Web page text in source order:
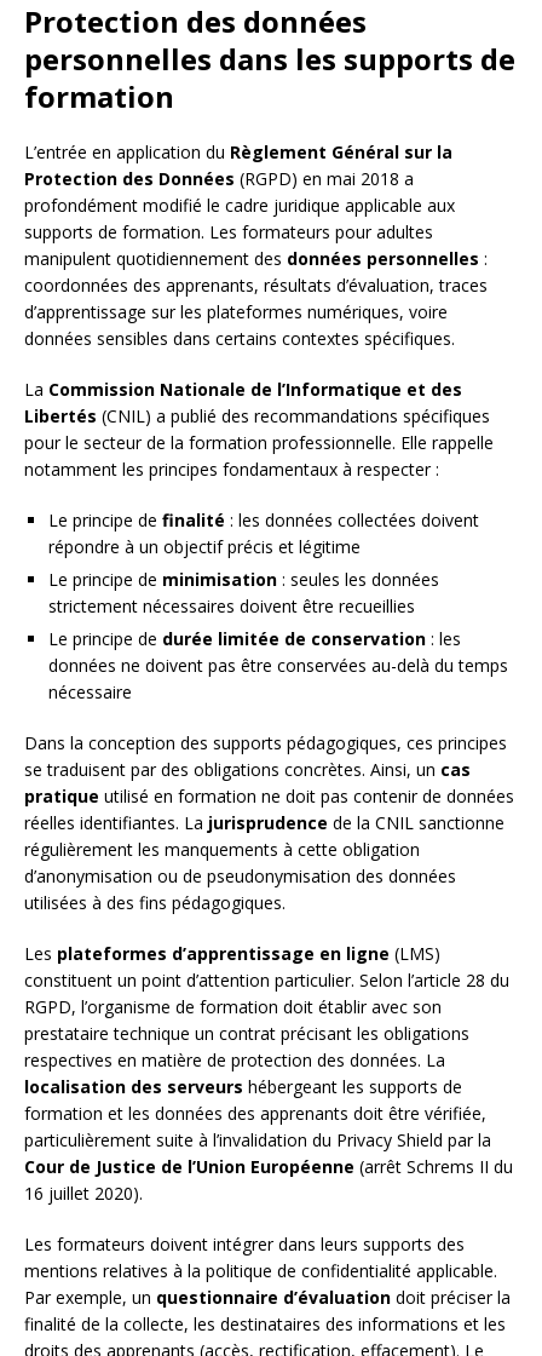
Protection des données
personnelles dans les supports de
formation
L’entrée en application du Règlement Général sur la
Protection des Données (RGPD) en mai 2018 a
profondément modifié le cadre juridique applicable aux
supports de formation. Les formateurs pour adultes
manipulent quotidiennement des données personnelles :
coordonnées des apprenants, résultats d’évaluation, traces
d’apprentissage sur les plateformes numériques, voire
données sensibles dans certains contextes spécifiques.
La Commission Nationale de l’Informatique et des
Libertés (CNIL) a publié des recommandations spécifiques
pour le secteur de la formation professionnelle. Elle rappelle
notamment les principes fondamentaux à respecter :
Le principe de finalité : les données collectées doivent
répondre à un objectif précis et légitime
Le principe de minimisation : seules les données
strictement nécessaires doivent être recueillies
Le principe de durée limitée de conservation : les
données ne doivent pas être conservées au-delà du temps
nécessaire
Dans la conception des supports pédagogiques, ces principes
se traduisent par des obligations concrètes. Ainsi, un cas
pratique utilisé en formation ne doit pas contenir de données
réelles identifiantes. La jurisprudence de la CNIL sanctionne
régulièrement les manquements à cette obligation
d’anonymisation ou de pseudonymisation des données
utilisées à des fins pédagogiques.
Les plateformes d’apprentissage en ligne (LMS)
constituent un point d’attention particulier. Selon l’article 28 du
RGPD, l’organisme de formation doit établir avec son
prestataire technique un contrat précisant les obligations
respectives en matière de protection des données. La
localisation des serveurs hébergeant les supports de
formation et les données des apprenants doit être vérifiée,
particulièrement suite à l’invalidation du Privacy Shield par la
Cour de Justice de l’Union Européenne (arrêt Schrems II du
16 juillet 2020).
Les formateurs doivent intégrer dans leurs supports des
mentions relatives à la politique de confidentialité applicable.
Par exemple, un questionnaire d’évaluation doit préciser la
finalité de la collecte, les destinataires des informations et les
droits des apprenants (accès, rectification, effacement). Le